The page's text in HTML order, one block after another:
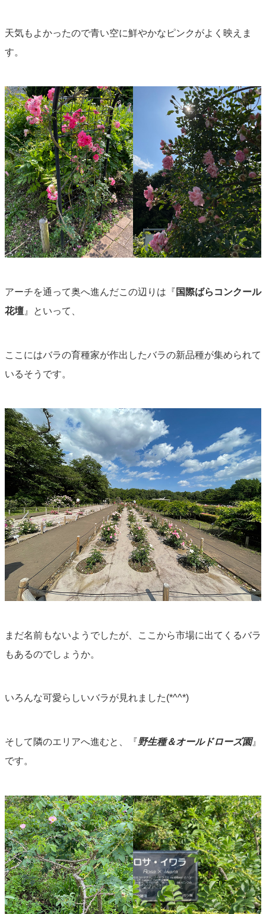
天気もよかったので青い空に鮮やかなピンクがよく映えま
す。
アーチを通って奥へ進んだこの辺りは『 国際ばらコンクール
花壇 』といって、
ここにはバラの育種家が作出したバラの新品種が集められて
いるそうです。
まだ名前もないようでしたが、ここから市場に出てくるバラ
もあるのでしょうか。
いろんな可愛らしいバラが見れました(*^^*)
そして隣のエリアへ進むと、『野生種＆オールドローズ園』
です。